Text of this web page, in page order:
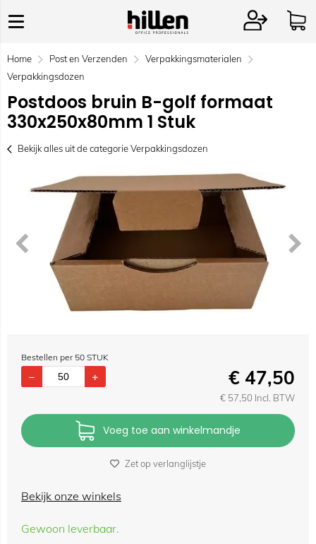
Home Post en Verzenden
Verpakkingsmaterialen
Verpakkingsdozen
Postdoos bruin B-golf formaat
330x250x80mm 1 Stuk
Bekijk alles uit de categorie Verpakkingsdozen
Bestellen per 50 STUK
€ 47,50
€ 57,50 Incl. BTW
Voeg toe aan winkelmandje
Zet op verlanglijstje
Bekijk onze winkels
Gewoon leverbaar.